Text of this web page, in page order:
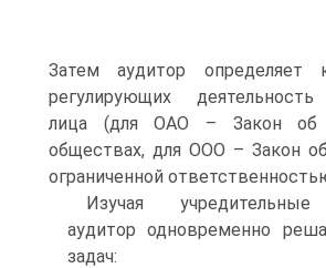
Затем аудитор определяет
регулирующих деятельность
лица (для ОАО – Закон об
обществах, для ООО – Закон
ограниченной
Изучая
аудитор одновременно
задач: